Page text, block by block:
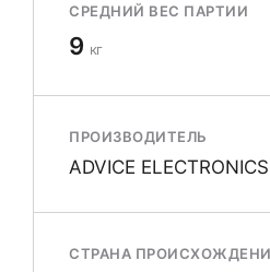
СРЕДНИЙ ВЕС ПАРТИИ
9 кг
ПРОИЗВОДИТЕЛЬ
ADVICE
СТРАНА